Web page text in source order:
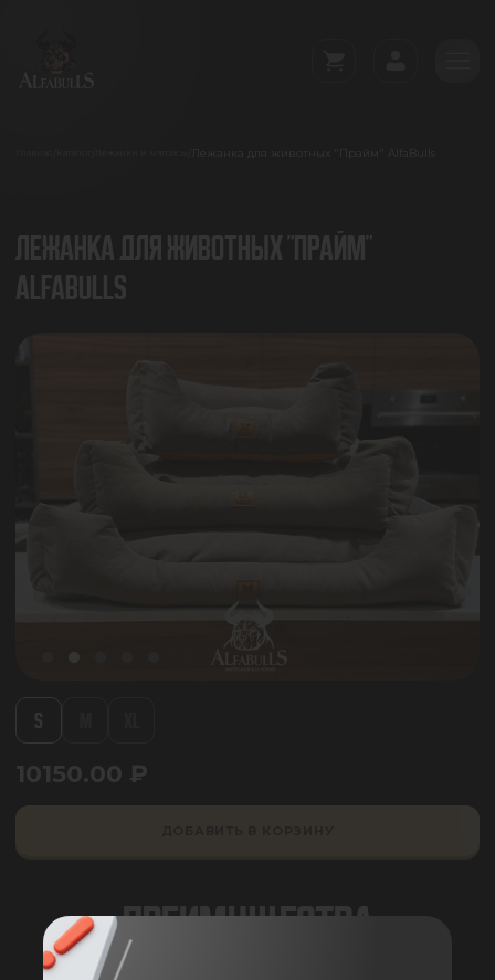
Лежанка для животных "Прайм" AlfaBulls
ЛЕЖАНКА ДЛЯ ЖИВОТНЫХ "ПРАЙМ"
ALFABULLS
S
10150.00 ₽
ПРЕИМУЩЕСТВА